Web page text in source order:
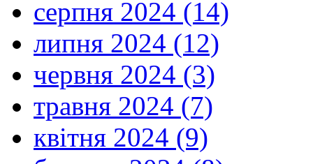
серпня 2024 (14)
липня 2024 (12)
червня 2024 (3)
травня 2024 (7)
квітня 2024 (9)